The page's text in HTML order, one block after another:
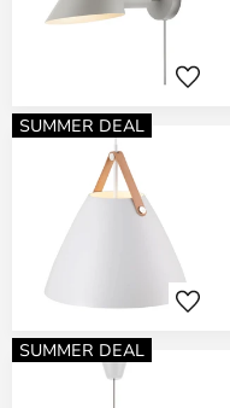
SUMMER DEAL
SUMMER DEAL